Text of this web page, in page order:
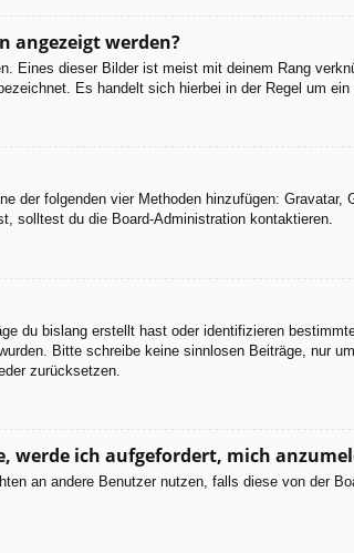
angezeigt werden?
Eines dieser Bilder ist meist mit deinem Rang
Es handelt sich hierbei in der Regel um
der folgenden vier Methoden hinzufügen:
solltest du die Board-Administration kontaktieren.
du bislang erstellt hast oder identifizieren
Bitte schreibe keine sinnlosen Beiträge, nur
zurücksetzen.
werde ich aufgefordert, mich
an andere Benutzer nutzen, falls diese von der